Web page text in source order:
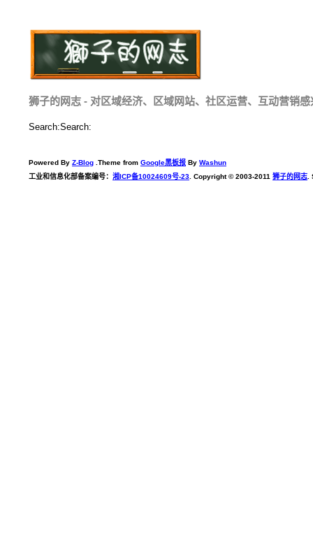
狮子的网志 - 对区域经济、区域网站、社区运营、互动营销感
Search:Search:
Powered By Z-Blog .Theme from Google黑板报 By Washun
工业和信息化部备案编号： 湘ICP备10024609号-23 . Copyright © 2003-2011 狮子的网志